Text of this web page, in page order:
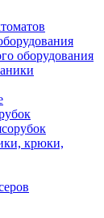
оборудования
крюки,